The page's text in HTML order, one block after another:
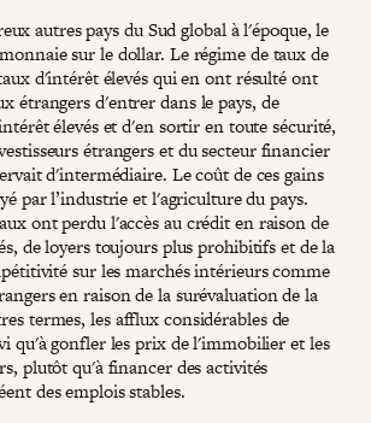
autres pays du Sud global à l'époque, le
sur le dollar. Le régime de taux de
d'intérêt élevés qui en ont résulté ont
étrangers d'entrer dans le pays, de
élevés et d'en sortir en toute sécurité,
étrangers et du secteur financier
d'intermédiaire. Le coût de ces gains
par l’industrie et l'agriculture du pays.
ont perdu l'accès au crédit en raison de
de loyers toujours plus prohibitifs et de la
sur les marchés intérieurs comme
en raison de la surévaluation de la
termes, les afflux considérables de
qu'à gonfler les prix de l'immobilier et les
plutôt qu'à financer des activités
des emplois stables.